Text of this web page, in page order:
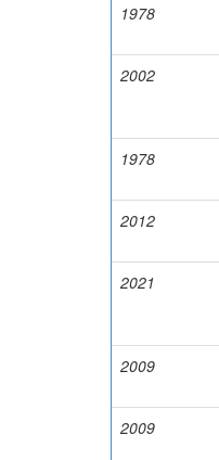
1978
2002
1978
2012
2021
2009
2009